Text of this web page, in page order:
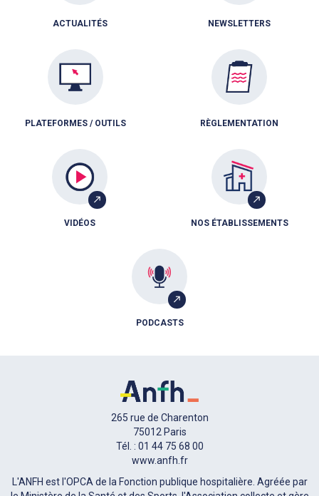
ACTUALITÉS NEWSLETTERS
PLATEFORMES / OUTILS RÈGLEMENTATION
VIDÉOS NOS ÉTABLISSEMENTS
PODCASTS
265 rue de Charenton
75012 Paris
Tél. : 01 44 75 68 00
www.anfh.fr
L'ANFH est l'OPCA de la Fonction publique hospitalière. Agréée par